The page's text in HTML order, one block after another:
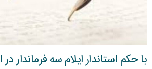
با حکم استاندار ایلام سه فرماندار در